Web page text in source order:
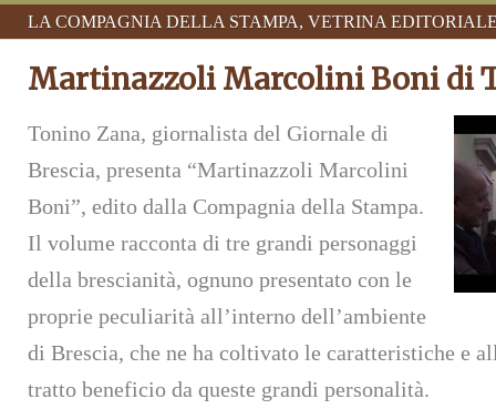
LA COMPAGNIA DELLA STAMPA, VETRINA
Martinazzoli Marcolini Boni di
Tonino Zana, giornalista del Giornale di
Brescia, presenta “Martinazzoli Marcolini
Boni”, edito dalla Compagnia della Stampa.
Il volume racconta di tre grandi personaggi
della brescianità, ognuno presentato con le
proprie peculiarità all’interno dell’ambiente
di Brescia, che ne ha coltivato le caratteristiche e
tratto beneficio da queste grandi personalità.